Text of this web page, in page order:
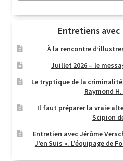
Entretiens avec
À la rencontre
Juillet 2026 – le
Le tryptique de la
Raymond
Il faut préparer la vraie
Scipion
Entretien avec Jérôme
J’en Suis ». L’équipage de